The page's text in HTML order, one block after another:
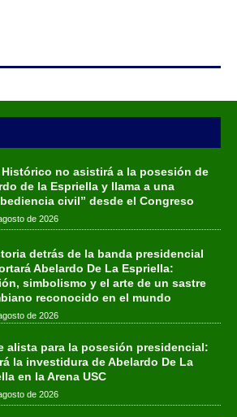
Histórico no asistirá a la posesión de
de la Espriella y llama a una
civil” desde el Congreso
de 2026
detrás de la banda presidencial
Abelardo De La Espriella:
simbolismo y el arte de un sastre
reconocido en el mundo
de 2026
alista para la posesión presidencial:
la investidura de Abelardo De La
en la Arena USC
de 2026